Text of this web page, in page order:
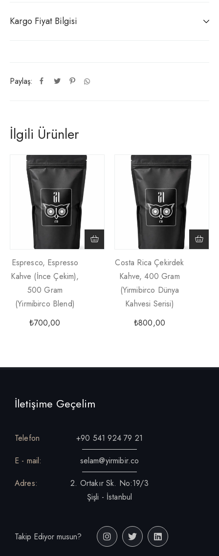
Paylaş:
Kargo Fiyat Bilgisi
İlgili Ürünler
Espresco, Espresso
Kahve (İnce Çekim),
500 Gram
(Yirmibirco Blend)
₺700,00
Costa Rica Çekirdek
Kahve, 400 Gram
(Yirmibirco Dünya
Kahvesi Serisi)
₺800,00
İletişime Geçelim
Telefon
+90 541 924 79 21
E - mail:
selam@yirmibir.co
Adres:
2. Ortakır Sk. No:19/3
Şişli - İstanbul
Takip Ediyor musun?